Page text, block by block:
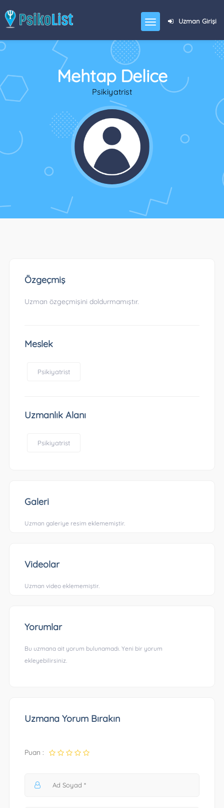
Uzman Girişi
Mehtap Delice
Psikiyatrist
Özgeçmiş
Uzman özgeçmişini doldurmamıştır.
Meslek
Psikiyatrist
Uzmanlık Alanı
Psikiyatrist
Galeri
Uzman galeriye resim eklememiştir.
Videolar
Uzman video eklememiştir.
Yorumlar
Bu uzmana ait yorum bulunamadı. Yeni bir yorum
ekleyebilirsiniz.
Uzmana Yorum Bırakın
Puan :